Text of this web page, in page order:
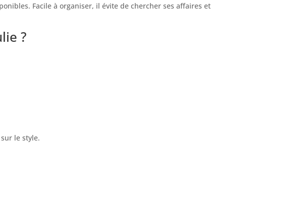
Facile à organiser, il évite de chercher ses affaires et
?
le style.